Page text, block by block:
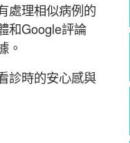
處理相似病例的
和Google評論
。
診時的安心感與